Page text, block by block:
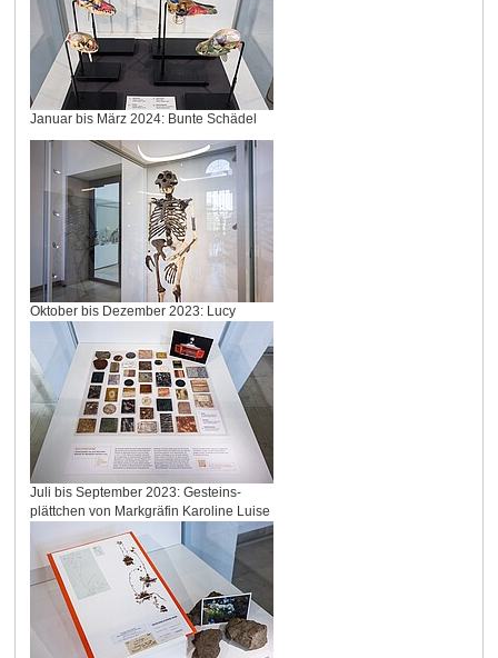
Januar bis März 2024: Bunte Schädel
Oktober bis Dezember 2023: Lucy
Juli bis September 2023: Gesteins-
plättchen von Markgräfin Karoline Luise